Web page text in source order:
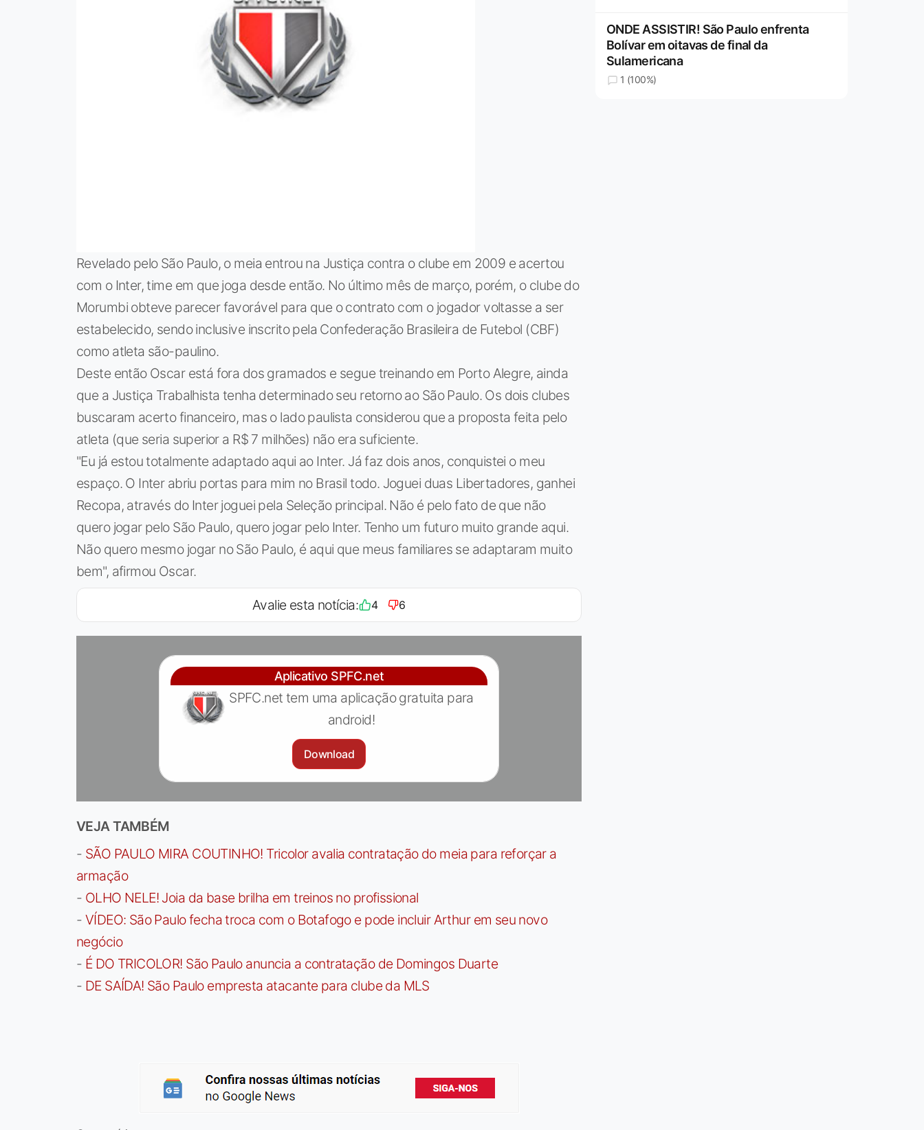
Revelado pelo São Paulo, o meia entrou na Justiça contra o clube em 2009 e acertou
com o Inter, time em que joga desde então. No último mês de março, porém, o clube do
Morumbi obteve parecer favorável para que o contrato com o jogador voltasse a ser
estabelecido, sendo inclusive inscrito pela Confederação Brasileira de Futebol (CBF)
como atleta são-paulino.
Deste então Oscar está fora dos gramados e segue treinando em Porto Alegre, ainda
que a Justiça Trabalhista tenha determinado seu retorno ao São Paulo. Os dois clubes
buscaram acerto financeiro, mas o lado paulista considerou que a proposta feita pelo
atleta (que seria superior a R$ 7 milhões) não era suficiente.
"Eu já estou totalmente adaptado aqui ao Inter. Já faz dois anos, conquistei o meu
espaço. O Inter abriu portas para mim no Brasil todo. Joguei duas Libertadores, ganhei
Recopa, através do Inter joguei pela Seleção principal. Não é pelo fato de que não
quero jogar pelo São Paulo, quero jogar pelo Inter. Tenho um futuro muito grande aqui.
Não quero mesmo jogar no São Paulo, é aqui que meus familiares se adaptaram muito
bem", afirmou Oscar.
Avalie esta notícia: 4 6
Aplicativo SPFC.net
SPFC.net tem uma aplicação gratuita para
android!
Download
VEJA TAMBÉM
- SÃO PAULO MIRA COUTINHO! Tricolor avalia contratação do meia para reforçar a
armação
- OLHO NELE! Joia da base brilha em treinos no profissional
- VÍDEO: São Paulo fecha troca com o Botafogo e pode incluir Arthur em seu novo
negócio
- É DO TRICOLOR! São Paulo anuncia a contratação de Domingos Duarte
- DE SAÍDA! São Paulo empresta atacante para clube da MLS
ONDE ASSISTIR! São Paulo enfrenta
Bolívar em oitavas de final da
Sulamericana
1 (100%)